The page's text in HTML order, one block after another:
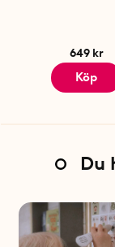
649 kr
Köp
Du